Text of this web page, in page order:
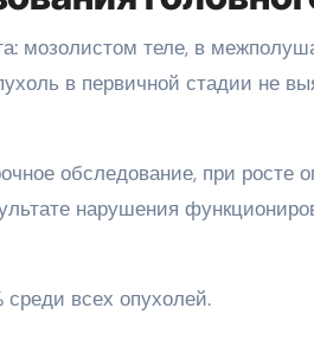
мозолистом теле, в
в первичной стадии не
обследование, при росте
нарушения
среди всех опухолей.